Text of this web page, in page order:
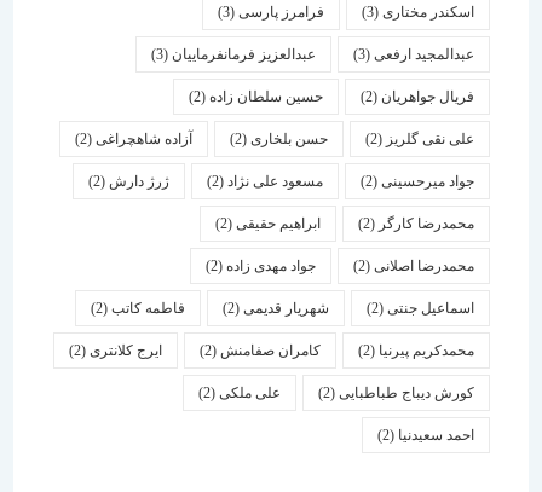
اسكندر مختاری(3) فرامرز پارسی(3)
عبدالمجید ارفعی(3) عبدالعزیز فرمانفرماییان(3)
فریال جواهریان (2) حسین سلطان زاده (2)
علی نقی گلریز(2) حسن بلخاری(2) آزاده شاهچراغی (2)
جواد میرحسینی(2) مسعود علی نژاد(2) ژرژ دارش (2)
محمدرضا کارگر(2) ابراهیم حقیقی(2)
محمدرضا اصلانی(2) جواد مهدی زاده (2)
اسماعیل جنتی(2) شهریار قدیمی(2) فاطمه کاتب(2)
محمدکریم پیرنیا(2) کامران صفامنش(2) ایرج کلانتری(2)
کورش دیباج طباطبایی(2) علی ملکی(2)
احمد سعیدنیا(2)